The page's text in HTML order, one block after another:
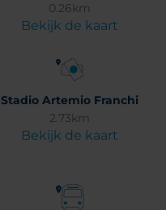
0.26km
Bekijk de kaart
Stadio Artemio Franchi
2.73km
Bekijk de kaart